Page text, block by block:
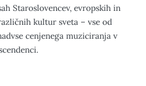
Staroslovencev, evropskih in
kultur sveta – vse od
cenjenega muziciranja v